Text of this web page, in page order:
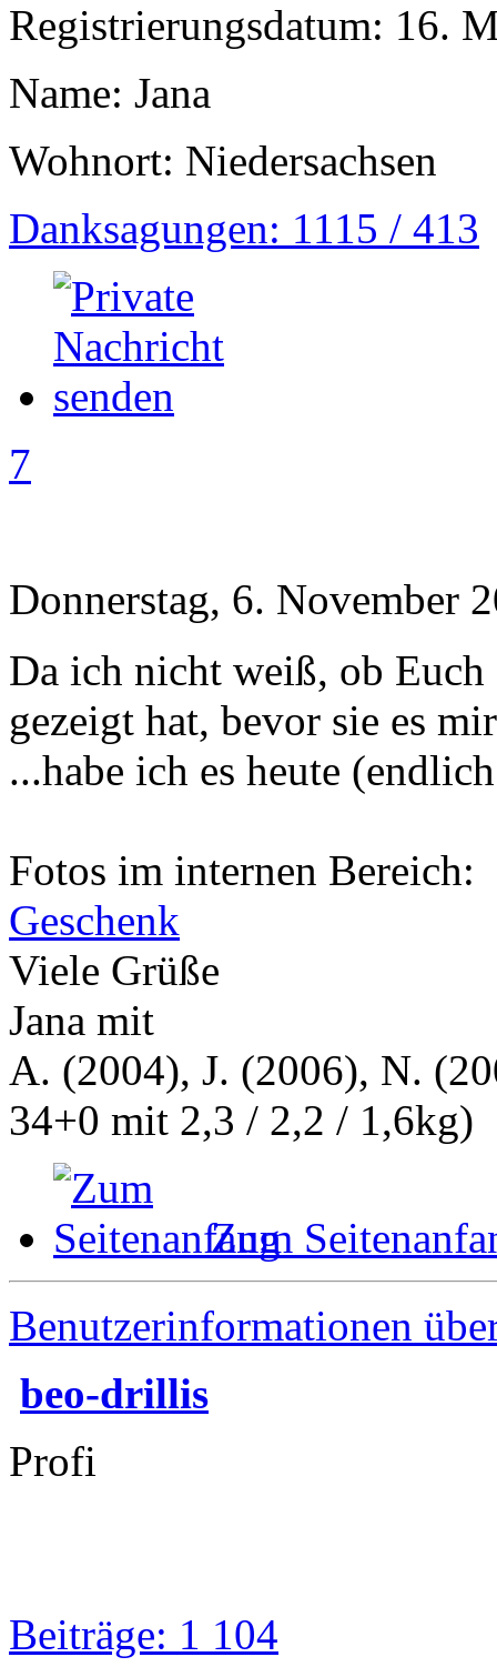
Registrierungsdatum: 16.
Name: Jana
Wohnort: Niedersachsen
Danksagungen: 1115 / 413
7
Donnerstag, 6. November
Da ich nicht weiß, ob Euch
gezeigt hat, bevor sie es
...habe ich es heute
Fotos im internen Bereich:
Geschenk
Viele Grüße
Jana mit
A. (2004), J. (2006), N.
34+0 mit 2,3 / 2,2 / 1,6kg)
Zum
Benutzerinformationen
beo-drillis
Profi
Beiträge: 1 104